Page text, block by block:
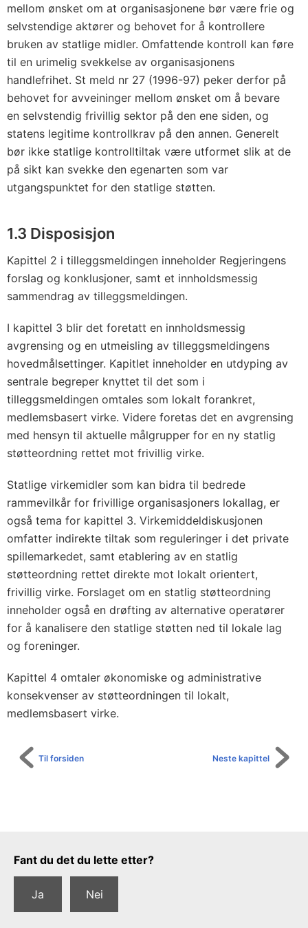
mellom ønsket om at organisasjonene bør være frie og
selvstendige aktører og behovet for å kontrollere
bruken av statlige midler. Omfattende kontroll kan føre
til en urimelig svekkelse av organisasjonens
handlefrihet. St meld nr 27 (1996-97) peker derfor på
behovet for avveininger mellom ønsket om å bevare
en selvstendig frivillig sektor på den ene siden, og
statens legitime kontrollkrav på den annen. Generelt
bør ikke statlige kontrolltiltak være utformet slik at de
på sikt kan svekke den egenarten som var
utgangspunktet for den statlige støtten.
1.3 Disposisjon
Kapittel 2 i tilleggsmeldingen inneholder Regjeringens
forslag og konklusjoner, samt et innholdsmessig
sammendrag av tilleggsmeldingen.
I kapittel 3 blir det foretatt en innholdsmessig
avgrensing og en utmeisling av tilleggsmeldingens
hovedmålsettinger. Kapitlet inneholder en utdyping av
sentrale begreper knyttet til det som i
tilleggsmeldingen omtales som lokalt forankret,
medlemsbasert virke. Videre foretas det en avgrensing
med hensyn til aktuelle målgrupper for en ny statlig
støtteordning rettet mot frivillig virke.
Statlige virkemidler som kan bidra til bedrede
rammevilkår for frivillige organisasjoners lokallag, er
også tema for kapittel 3. Virkemiddeldiskusjonen
omfatter indirekte tiltak som reguleringer i det private
spillemarkedet, samt etablering av en statlig
støtteordning rettet direkte mot lokalt orientert,
frivillig virke. Forslaget om en statlig støtteordning
inneholder også en drøfting av alternative operatører
for å kanalisere den statlige støtten ned til lokale lag
og foreninger.
Kapittel 4 omtaler økonomiske og administrative
konsekvenser av støtteordningen til lokalt,
medlemsbasert virke.
Neste kapittel
Til forsiden
Tilbakemeldingsskjema
Fant du det du lette etter?
Ja Nei